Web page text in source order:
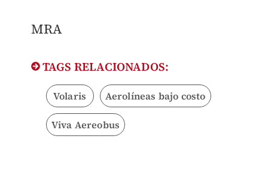
MRA
TAGS RELACIONADOS:
Volaris Aerolíneas bajo costo
Viva Aereobus